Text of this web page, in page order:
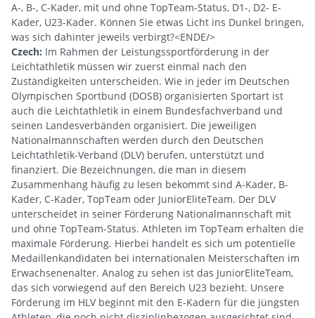
A-, B-, C-Kader, mit und ohne TopTeam-Status, D1-, D2- E-
Kader, U23-Kader. Können Sie etwas Licht ins Dunkel bringen,
was sich dahinter jeweils verbirgt?<ENDE/>
Czech: Im Rahmen der Leistungssportförderung in der
Leichtathletik müssen wir zuerst einmal nach den
Zuständigkeiten unterscheiden. Wie in jeder im Deutschen
Olympischen Sportbund (DOSB) organisierten Sportart ist
auch die Leichtathletik in einem Bundesfachverband und
seinen Landesverbänden organisiert. Die jeweiligen
Nationalmannschaften werden durch den Deutschen
Leichtathletik-Verband (DLV) berufen, unterstützt und
finanziert. Die Bezeichnungen, die man in diesem
Zusammenhang häufig zu lesen bekommt sind A-Kader, B-
Kader, C-Kader, TopTeam oder JuniorEliteTeam. Der DLV
unterscheidet in seiner Förderung Nationalmannschaft mit
und ohne TopTeam-Status. Athleten im TopTeam erhalten die
maximale Förderung. Hierbei handelt es sich um potentielle
Medaillenkandidaten bei internationalen Meisterschaften im
Erwachsenenalter. Analog zu sehen ist das JuniorEliteTeam,
das sich vorwiegend auf den Bereich U23 bezieht. Unsere
Förderung im HLV beginnt mit den E-Kadern für die jüngsten